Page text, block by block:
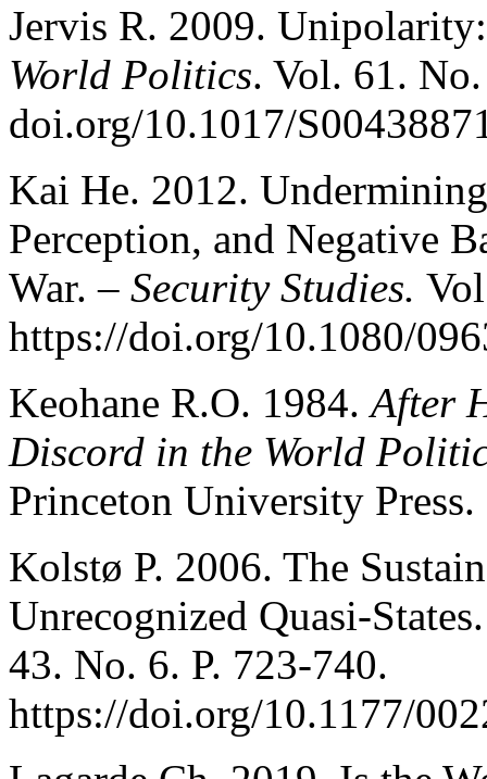
Jervis R. 2009.
World Politics. Vol. 61.
doi.org/10.1017/
Kai He. 2012.
Perception, and Negative
War. – Security Studies.
https://doi.org/10.1080/
Keohane R.O. 1984.After
Discord in the World
Princeton University
Kolstø P. 2006. The
Unrecognized Quasi-
43. No. 6. P. 723-740.
https://doi.org/10.1177/